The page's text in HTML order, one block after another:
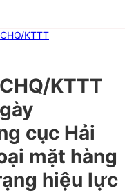
KTTT
KTTT
cục Hải
mặt hàng
hiệu lực